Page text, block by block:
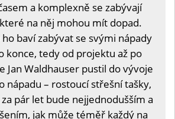
a komplexně se zabývají
na něj mohou mít dopad.
baví zabývat se svými nápady
konce, tedy od projektu až po
Jan Waldhauser pustil do vývoje
nápadu – rostoucí střešní tašky,
pár let bude nejjednodušším a
jak může téměř každý na